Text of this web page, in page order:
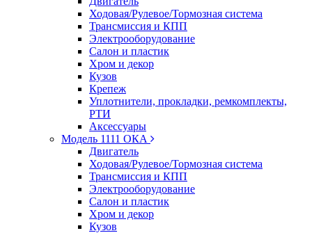
Ходовая/Рулевое/Тормозная система
Трансмиссия и КПП
Электрооборудование
Салон и пластик
Хром и декор
Кузов
Крепеж
Уплотнители, прокладки, ремкомплекты,
РТИ
Аксессуары
Модель 1111 ОКА
Двигатель
Ходовая/Рулевое/Тормозная система
Трансмиссия и КПП
Электрооборудование
Салон и пластик
Хром и декор
Кузов